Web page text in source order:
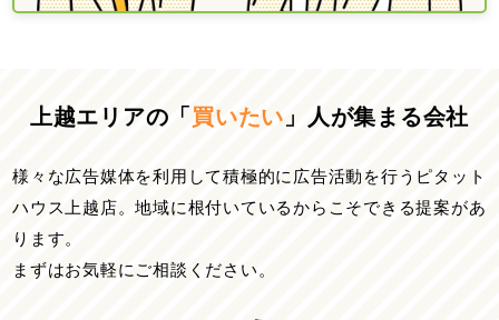
上越エリアの「 買いたい 」人が集まる会社
様々な広告媒体を利用して積極的に広告活動を行うピタット
ハウス上越店。地域に根付いているからこそできる提案があ
ります。
まずはお気軽にご相談ください。